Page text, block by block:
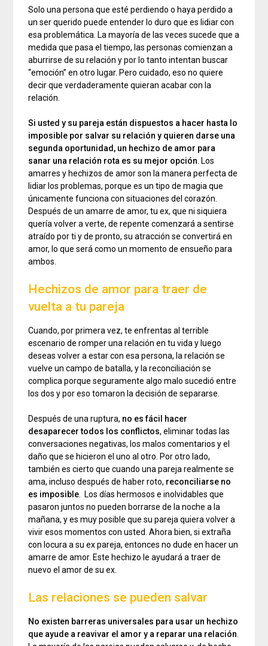
Solo una persona que esté perdiendo o haya perdido a
un ser querido puede entender lo duro que es lidiar con
esa problemática. La mayoría de las veces sucede que a
medida que pasa el tiempo, las personas comienzan a
aburrirse de su relación y por lo tanto intentan buscar
“emoción” en otro lugar. Pero cuidado, eso no quiere
decir que verdaderamente quieran acabar con la
relación.
Si usted y su pareja están dispuestos a hacer hasta lo
imposible por salvar su relación y quieren darse una
segunda oportunidad, un hechizo de amor para
sanar una relación rota es su mejor opción. Los
amarres y hechizos de amor son la manera perfecta de
lidiar los problemas, porque es un tipo de magia que
únicamente funciona con situaciones del corazón.
Después de un amarre de amor, tu ex, que ni siquiera
quería volver a verte, de repente comenzará a sentirse
atraído por ti y de pronto, su atracción se convertirá en
amor, lo que será como un momento de ensueño para
ambos.
Hechizos de amor para traer de
vuelta a tu pareja
Cuando, por primera vez, te enfrentas al terrible
escenario de romper una relación en tu vida y luego
deseas volver a estar con esa persona, la relación se
vuelve un campo de batalla, y la reconciliación se
complica porque seguramente algo malo sucedió entre
los dos y por eso tomaron la decisión de separarse.
Después de una ruptura, no es fácil hacer
desaparecer todos los conflictos, eliminar todas las
conversaciones negativas, los malos comentarios y el
daño que se hicieron el uno al otro. Por otro lado,
también es cierto que cuando una pareja realmente se
ama, incluso después de haber roto, reconciliarse no
es imposible. Los días hermosos e inolvidables que
pasaron juntos no pueden borrarse de la noche a la
mañana, y es muy posible que su pareja quiera volver a
vivir esos momentos con usted. Ahora bien, si extraña
con locura a su ex pareja, entonces no dude en hacer un
amarre de amor. Este hechizo le ayudará a traer de
nuevo el amor de su ex.
Las relaciones se pueden salvar
No existen barreras universales para usar un hechizo
que ayude a reavivar el amor y a reparar una relación.